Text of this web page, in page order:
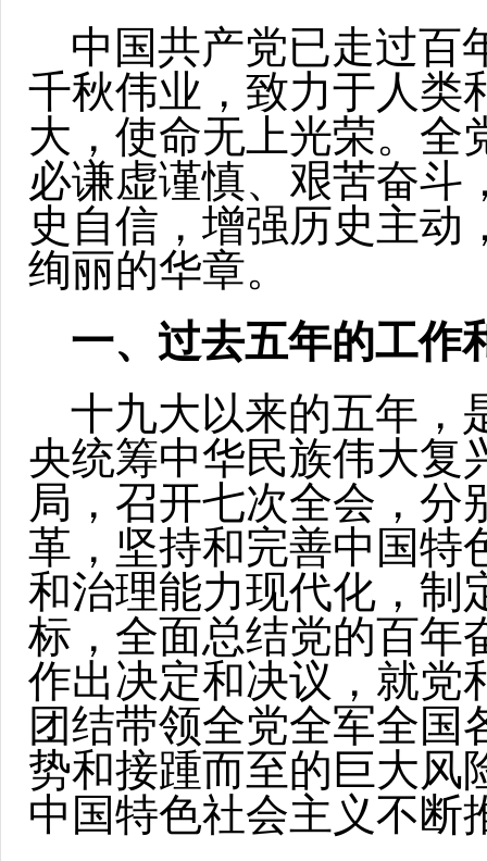
中国共产党已走过百
千秋伟业，致力于人类
大，使命无上光荣。全
必谦虚谨慎、艰苦奋斗
史自信，增强历史主动
绚丽的华章。
一、过去五年的工作
十九大以来的五年，
央统筹中华民族伟大复
局，召开七次全会，分
革，坚持和完善中国特
和治理能力现代化，制
标，全面总结党的百年
作出决定和决议，就党
团结带领全党全军全国
势和接踵而至的巨大风
中国特色社会主义不断